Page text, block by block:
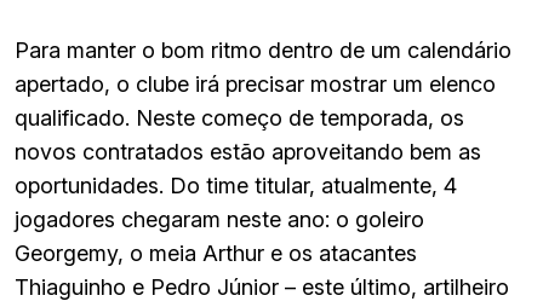
Para manter o bom ritmo dentro de um calendário
apertado, o clube irá precisar mostrar um elenco
qualificado. Neste começo de temporada, os
novos contratados estão aproveitando bem as
oportunidades. Do time titular, atualmente, 4
jogadores chegaram neste ano: o goleiro
Georgemy, o meia Arthur e os atacantes
Thiaguinho e Pedro Júnior – este último, artilheiro